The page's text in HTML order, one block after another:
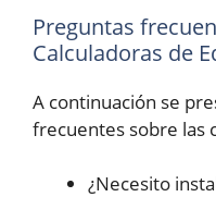
Preguntas
Calculadoras de
A continuación se
frecuentes sobre las
¿Necesito